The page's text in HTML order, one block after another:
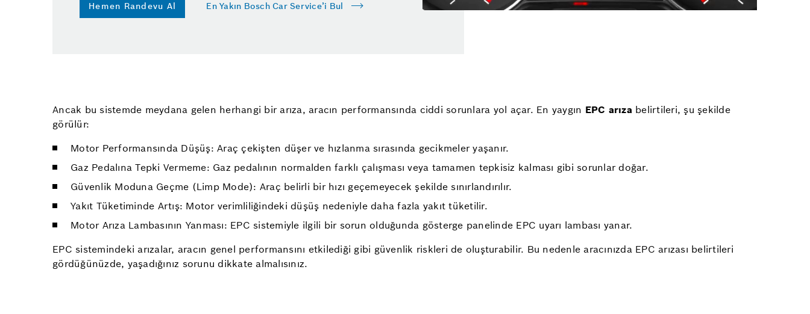
Hemen Randevu Al En Yakın Bosch Car Service’i Bul
Ancak bu sistemde meydana gelen herhangi bir arıza, aracın performansında ciddi sorunlara yol açar. En yaygın EPC arızabelirtileri, şu şekilde
görülür:
Motor Performansında Düşüş: Araç çekişten düşer ve hızlanma sırasında gecikmeler yaşanır.
Gaz Pedalına Tepki Vermeme: Gaz pedalının normalden farklı çalışması veya tamamen tepkisiz kalması gibi sorunlar doğar.
Güvenlik Moduna Geçme (Limp Mode): Araç belirli bir hızı geçemeyecek şekilde sınırlandırılır.
Yakıt Tüketiminde Artış: Motor verimliliğindeki düşüş nedeniyle daha fazla yakıt tüketilir.
Motor Arıza Lambasının Yanması: EPC sistemiyle ilgili bir sorun olduğunda gösterge panelinde EPC uyarı lambası yanar.
EPC sistemindeki arızalar, aracın genel performansını etkilediği gibi güvenlik riskleri de oluşturabilir. Bu nedenle aracınızda EPC arızası belirtileri
gördüğünüzde, yaşadığınız sorunu dikkate almalısınız.